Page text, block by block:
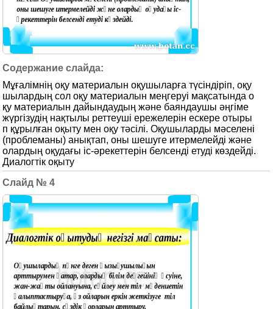
Мұғалімнің оқу материалын оқушыларға түсіндіріп, оқу
шылардың сол оқу материалын меңгеруі мақсатында о
қу материалын дайындаудың және баяндаушы әңгіме
жүргізудің нақтылы реттеуші ережелерін ескере отыры
п құрылған оқыту мен оқу тәсілі. Оқушыларды мәселені
(проблеманы) анықтап, оны шешуге итермелейді және
олардың оқудағы іс-әрекеттерін белсенді етуді көздейді.
Диалогтік оқыту
4